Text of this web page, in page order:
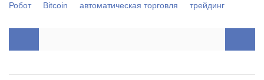
Робот Bitcoin автоматическая торговля трейдинг